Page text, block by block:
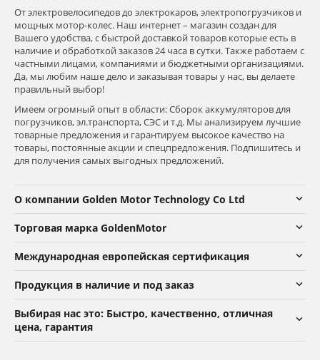
От электровелосипедов до электрокаров, электропогрузчиков и
мощных мотор-колес. Наш интернет – магазин создан для
Вашего удобства, с быстрой доставкой товаров которые есть в
наличие и обработкой заказов 24 часа в сутки. Также работаем с
частными лицами, компаниями и бюджетными организациями.
Да, мы любим наше дело и заказывая товары у нас, вы делаете
правильный выбор!
Имеем огромный опыт в области: Сборок аккумуляторов для
погрузчиков, эл.транспорта, СЭС и т.д. Мы анализируем лучшие
товарные предложения и гарантируем высокое качество на
товары, постоянные акции и спецпредложения. Подпишитесь и
для получения самых выгодных предложений.
О компании Golden Motor Technology Co Ltd
Торговая марка GoldenMotor
Международная европейская сертификация
Продукция в наличие и под заказ
Выбирая нас это: Быстро, качественно, отличная
цена, гарантия